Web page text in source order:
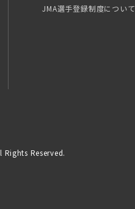
JMA選手登録制度について
Reserved.